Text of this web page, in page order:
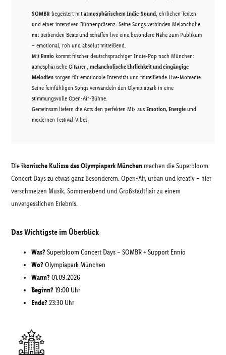
SOMBR begeistert mit atmosphärischem Indie-Sound, ehrlichen Texten
und einer intensiven Bühnenpräsenz. Seine Songs verbinden Melancholie
mit treibenden Beats und schaffen live eine besondere Nähe zum Publikum
– emotional, roh und absolut mitreißend.
Mit Ennio kommt frischer deutschsprachiger Indie-Pop nach München:
atmosphärische Gitarren, melancholische Ehrlichkeit und eingängige
Melodien sorgen für emotionale Intensität und mitreißende Live-Momente.
Seine feinfühligen Songs verwandeln den Olympiapark in eine
stimmungsvolle Open-Air-Bühne.
Gemeinsam liefern die Acts den perfekten Mix aus Emotion, Energie und
modernen Festival-Vibes.
Dieikonische Kulisse des Olympiapark Münchenmachen die Superbloom
Concert Days zu etwas ganz Besonderem. Open-Air, urban und kreativ – hier
verschmelzen Musik, Sommerabend und Großstadtflair zu einem
unvergesslichen Erlebnis.
Das Wichtigste im Überblick
Was? Superbloom Concert Days – SOMBR + Support Ennio
Wo? Olympiapark München
Wann? 01.09.2026
Beginn? 19:00 Uhr
Ende? 23:30 Uhr